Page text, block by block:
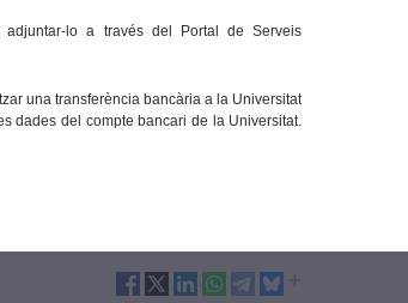
lo a través del Portal de Serveis
una transferència bancària a la Universitat
dades del compte bancari de la Universitat.